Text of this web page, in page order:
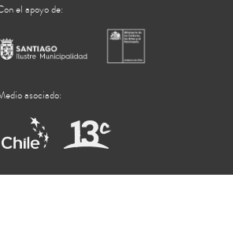
el apoyo de:
asociado: